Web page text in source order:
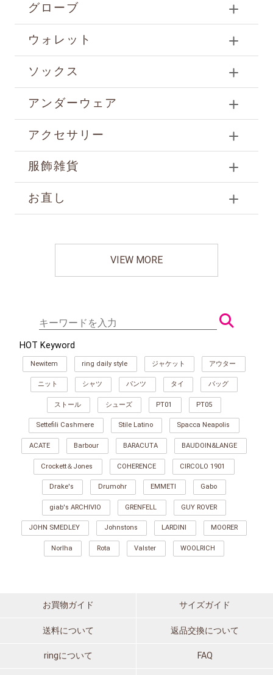
グローブ
ウォレット
ソックス
アンダーウェア
アクセサリー
服飾雑貨
お直し
VIEW MORE
HOT Keyword
Newitem ring daily style ジャケット アウター
ニット シャツ パンツ タイ バッグ
ストール シューズ PT01 PT05
Settefili Cashmere Stile Latino Spacca Neapolis
ACATE Barbour BARACUTA BAUDOIN&LANGE
Crockett＆Jones COHERENCE CIRCOLO 1901
Drake's Drumohr EMMETI Gabo
giab's ARCHIVIO GRENFELL GUY ROVER
JOHN SMEDLEY Johnstons LARDINI MOORER
Norlha Rota Valster WOOLRICH
お買物ガイド サイズガイド
送料について 返品交換について
ringについて FAQ